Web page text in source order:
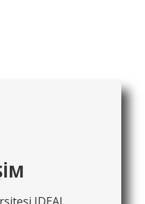
IDEAL